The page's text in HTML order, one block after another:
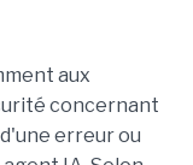
aux
concernant
erreur ou